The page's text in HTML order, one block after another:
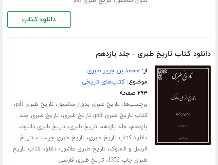
دانلود کتاب
دانلود کتاب تاریخ طبری - جلد یازدهم
از: محمد بن جریر طبری
موضوع:کتاب‌های تاریخی
۲۹۳ صفحه
برچسب‌ها: تاریخ طبری بدون سانسور، تاریخ طبری pdf ،
کتاب تاریخ طبری pdf ، تاریخ طبری، تاریخ طبری جلد
‌یازدهم، جلد یازدهم تاریخ طبری، تاریخ طبری دانلود،
دانلود کتاب تاریخ طبری، تاریخ طبری چیست، تاریخ
الرسل و الملوک، تاریخ طبری عاشورا،دانلود کتاب تاریخ
طبری چاپ 1352
، تاریخ طبری فارسی